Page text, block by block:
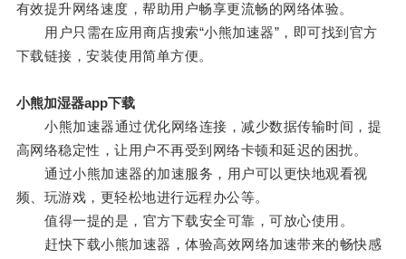
有效提升网络速度，帮助用户畅享更流畅的网络体验。
用户只需在应用商店搜索“小熊加速器”，即可找到官方
下载链接，安装使用简单方便。
小熊加湿器app下载
小熊加速器通过优化网络连接，减少数据传输时间，提
高网络稳定性，让用户不再受到网络卡顿和延迟的困扰。
通过小熊加速器的加速服务，用户可以更快地观看视
频、玩游戏，更轻松地进行远程办公等。
值得一提的是，官方下载安全可靠，可放心使用。
赶快下载小熊加速器，体验高效网络加速带来的畅快感